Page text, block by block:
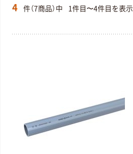
4 件（7商品）中 1件目〜4件目を表示